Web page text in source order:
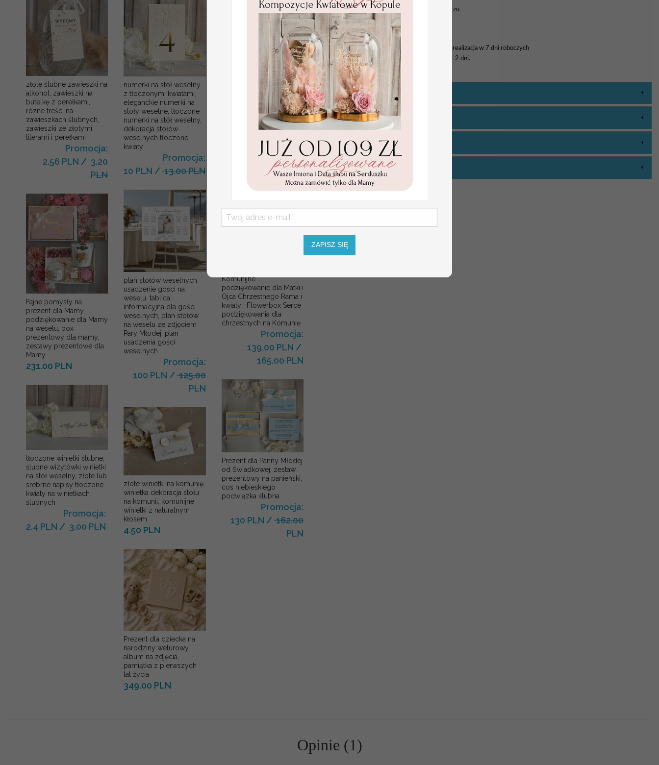
złote ślubne zawieszki na
alkohol, zawieszki na
butelkę z perełkami,
rózne treści na
zawieszkach ślubnych,
zawieszki ze złotymi
literami i perełkami
Promocja:
2.56 PLN /3.20
PLN
Fajne pomysły na
prezent dla Mamy,
podziękowanie dla Mamy
na weselu, box
prezentowy dla mamy,
zestawy prezentowe dla
Mamy
231.00 PLN
tłoczone winietki ślubne,
ślubne wizytówki winietki
na stół weselny, złote lub
srebrne napisy tłoczone
kwiaty na winietkach
ślubnych
Promocja:
2.4 PLN / 3.00 PLN
numerki na stół weselny
z tłoczonymi kwiatami,
eleganckie numerki na
stoły weselne, tłoczone
numerki na stół weselny,
dekoracja stołów
weselnych tłoczone
kwiaty
Promocja:
10 PLN /13.00 PLN
plan stołów weselnych
usadzenie gości na
weselu, tablica
informacyjna dla gości
weselnych, plan stołów
na weselu ze zdjęciem
Pary Młodej, plan
usadzenia gości
weselnych
Promocja:
100 PLN /125.00
PLN
złote winietki na komunię,
winietka dekoracja stołu
na komunii, komunijne
winietki z naturalnym
kłosem
4.50 PLN
Prezent dla dziecka na
narodziny welurowy
album na zdjęcia,
pamiątka z pierwszych
lat życia
349.00 PLN
Statuetka pamiątka
Pierwszej Komunii w
personalizowana
Pamiątka Komunijna
opakowanie na pieniądze
Promocja:
85.00 PLN /
105.00
PLN
Komunijne
podziękowanie dla Matki i
Ojca Chrzestnego Rama i
kwiaty , Flowerbox Serce
podziękowania dla
chrzestnych na Komunię
Promocja:
139.00 PLN /
165.00 PLN
Prezent dla Panny Młodej
od Świadkowej, zestaw
prezentowy na panieński,
cos niebieskiego
podwiązka ślubna
Promocja:
130 PLN / 162.00
PLN
Lista gości:proszę dołączyć w formularzu
USŁUGA EKSPRESSOWA:
Dopłata 40% do wartości zamówienia i realizacja w 7 dni roboczych
od potwierdzenia proejktu + dostawa 1-2 dni.
KOLOR OKŁADKI
KOLOR SZNURKA
OPCJE WINIETKI
SZNUREK
Opinie (1)
ZAPISZ SIĘ